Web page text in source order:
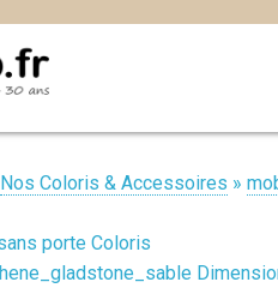
Nos Coloris & Accessoires »